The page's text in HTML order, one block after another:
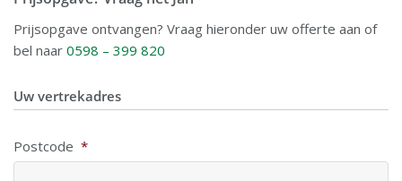
Prijsopgave ontvangen? Vraag hieronder uw offerte aan of
bel naar 0598 – 399 820
Uw vertrekadres
Postcode *